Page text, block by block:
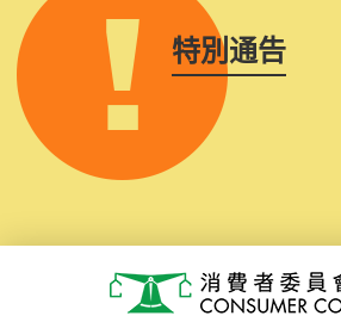
特別通告
消费者委员会